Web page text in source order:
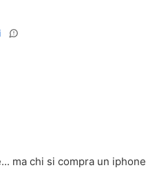
ma chi si compra un iphone